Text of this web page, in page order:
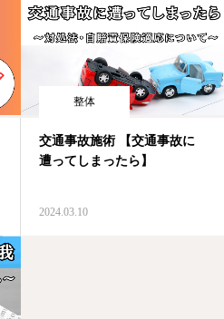
整体
交通事故施術 【交通事故に
遭ってしまったら】
2024.03.10